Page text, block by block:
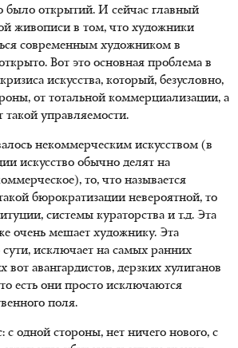
было открытий. И сейчас главный
живописи в том, что художники
современным художником в
Вот это основная проблема в
искусства, который, безусловно,
от тотальной коммерциализации, а
такой управляемости.
некоммерческим искусством (в
искусство обычно делят на
то, что называется
бюрократизации невероятной, то
системы кураторства и т.д. Эта
очень мешает художнику. Эта
исключает на самых ранних
вот авангардистов, дерзких хулиганов
есть они просто исключаются
поля.
с одной стороны, нет ничего нового, с